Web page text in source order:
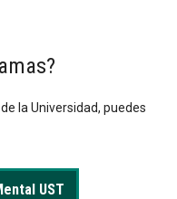
la Universidad, puedes
UST